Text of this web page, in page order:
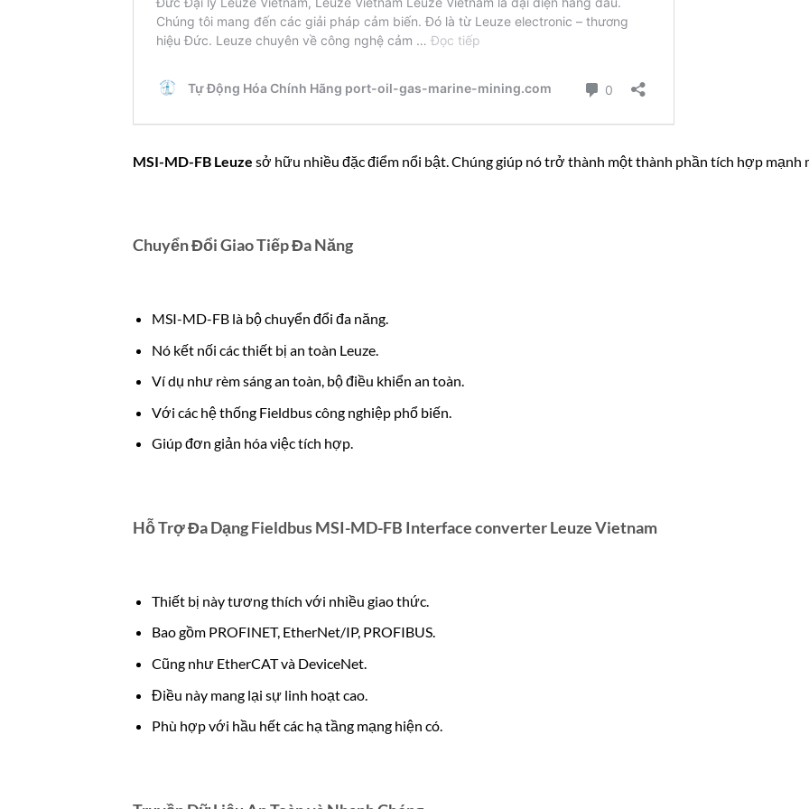
MSI-MD-FB Leuze sở hữu nhiều đặc điểm nổi bật. Chúng giúp nó trở thành một thành phần tích hợp mạnh
Chuyển Đổi Giao Tiếp Đa Năng
MSI-MD-FB là bộ chuyển đổi đa năng.
Nó kết nối các thiết bị an toàn Leuze.
Ví dụ như rèm sáng an toàn, bộ điều khiển an toàn.
Với các hệ thống Fieldbus công nghiệp phổ biến.
Giúp đơn giản hóa việc tích hợp.
Hỗ Trợ Đa Dạng Fieldbus MSI-MD-FB Interface converter Leuze Vietnam
Thiết bị này tương thích với nhiều giao thức.
Bao gồm PROFINET, EtherNet/IP, PROFIBUS.
Cũng như EtherCAT và DeviceNet.
Điều này mang lại sự linh hoạt cao.
Phù hợp với hầu hết các hạ tầng mạng hiện có.